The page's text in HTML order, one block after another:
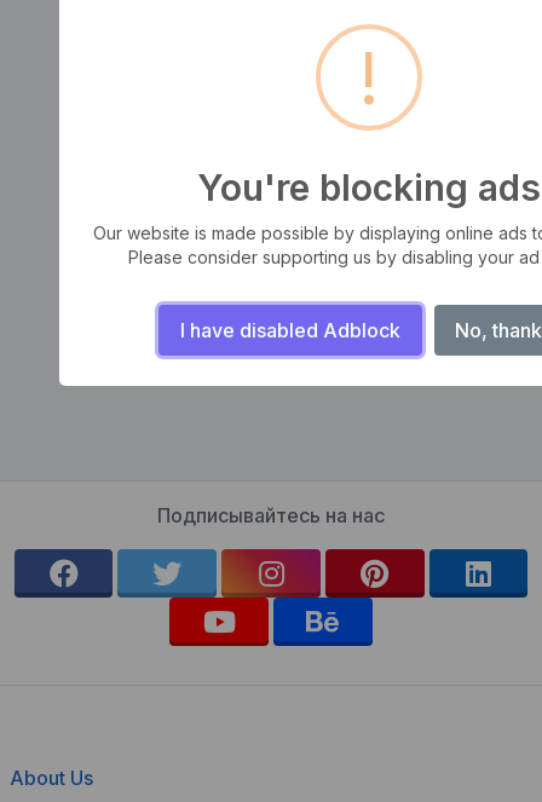
Подписывайтесь на нас
About Us
!
You're blocking ads
Our website is made possible by displaying online ads
Please consider supporting us by disabling your
I have disabled Adblock No,